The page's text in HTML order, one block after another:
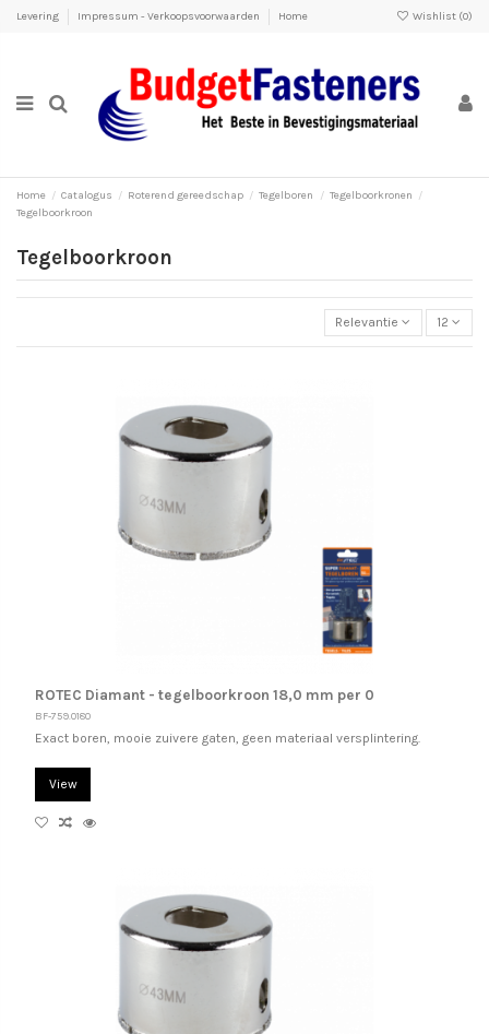
Levering Impressum - Verkoopsvoorwaarden Home Wishlist (0)
Home Catalogus Roterend gereedschap Tegelboren
Tegelboorkronen
Tegelboorkroon
Tegelboorkroon
Relevantie 12
ROTEC Diamant - tegelboorkroon 18,0 mm per 0
BF-759.0180
Exact boren, mooie zuivere gaten, geen materiaal versplintering.
View